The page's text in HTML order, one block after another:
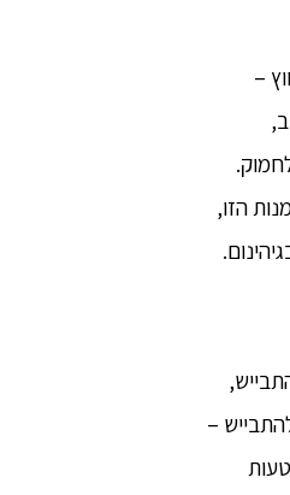
–
הזו,
–